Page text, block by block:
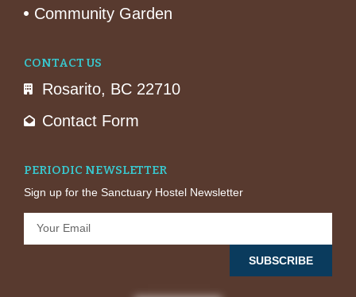
Community Garden
CONTACT US
Rosarito, BC 22710
Contact Form
PERIODIC NEWSLETTER
Sign up for the Sanctuary Hostel Newsletter
SUBSCRIBE